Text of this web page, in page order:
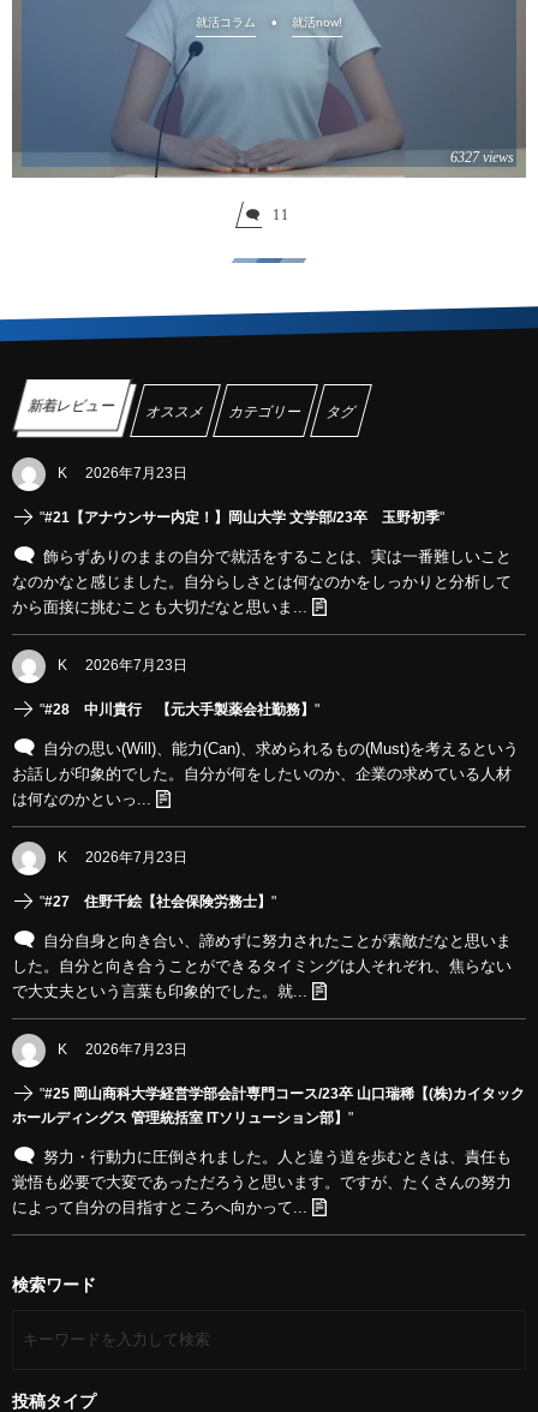
就活コラム 就活now!
6327 views
11
新着レビュー オススメ カテゴリー タグ
K 2026年7月23日
"#21【アナウンサー内定！】岡山大学 文学部/23卒 玉野初季"
飾らずありのままの自分で就活をすることは、実は一番難しいこと
なのかなと感じました。自分らしさとは何なのかをしっかりと分析して
から面接に挑むことも大切だなと思いま...
K 2026年7月23日
"#28 中川貴行 【元大手製薬会社勤務】 "
自分の思い(Will)、能力(Can)、求められるもの(Must)を考えるという
お話しが印象的でした。自分が何をしたいのか、企業の求めている人材
は何なのかといっ...
K 2026年7月23日
"#27 住野千絵【社会保険労務士】 "
自分自身と向き合い、諦めずに努力されたことが素敵だなと思いま
した。自分と向き合うことができるタイミングは人それぞれ、焦らない
で大丈夫という言葉も印象的でした。就...
K 2026年7月23日
"#25 岡山商科大学経営学部会計専門コース/23卒 山口瑞稀【(株)カイタック
ホールディングス 管理統括室 ITソリューション部】 "
努力・行動力に圧倒されました。人と違う道を歩むときは、責任も
覚悟も必要で大変であっただろうと思います。ですが、たくさんの努力
によって自分の目指すところへ向かって...
検索ワード
投稿タイプ